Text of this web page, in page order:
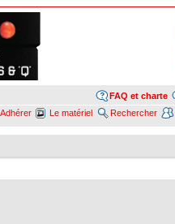
FAQ et charte
Rechercher
Le matériel
Adhérer